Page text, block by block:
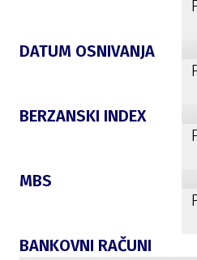
DATUM OSNIVANJA
BERZANSKI INDEX
MBS
BANKOVNI RAČUNI